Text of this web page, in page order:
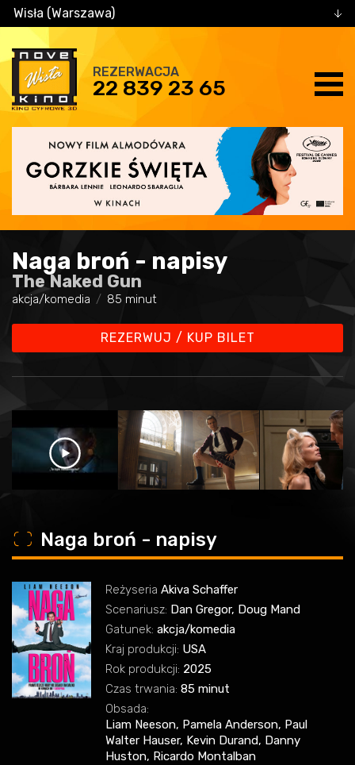
Wisła (Warszawa)
REZERWACJA
22 839 23 65
Naga broń - napisy
The Naked Gun
akcja/komedia 85 minut
REZERWUJ / KUP BILET
o Naga broń - napisy
Reżyseria Akiva Schaffer
Scenariusz: Dan Gregor, Doug Mand
Gatunek: akcja/komedia
Kraj produkcji: USA
Rok produkcji: 2025
Czas trwania: 85 minut
Obsada:
Liam Neeson, Pamela Anderson, Paul
Walter Hauser, Kevin Durand, Danny
Huston, Ricardo Montalban